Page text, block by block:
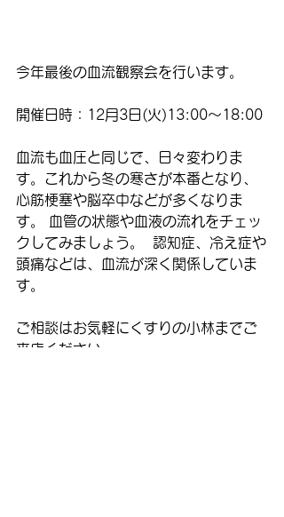
今年最後の血流観察会を行います。
開催日時：12月3日(火)13:00～18:00
血流も血圧と同じで、日々変わりま
す。これから冬の寒さが本番となり、
心筋梗塞や脳卒中などが多くなりま
す。 血管の状態や血液の流れをチェッ
クしてみましょう。  認知症、冷え症や
頭痛などは、血流が深く関係していま
す。
ご相談はお気軽にくすりの小林までご
来店ください。